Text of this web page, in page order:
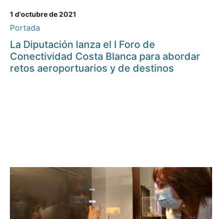
1 d'octubre de 2021
Portada
La Diputación lanza el I Foro de
Conectividad Costa Blanca para abordar
retos aeroportuarios y de destinos